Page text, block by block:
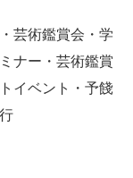
芸術鑑賞会・学
ナー・芸術鑑賞
イベント・予餞